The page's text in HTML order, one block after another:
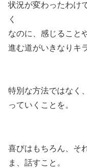
状況が変わったわけ
く
なのに、感じること
進む道がいきなりキ
特別な方法ではなく
っていくことを。
喜びはもちろん、そ
ま、話すこと。